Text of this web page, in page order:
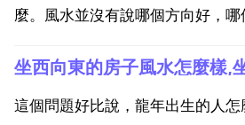
麼。風水並沒有說哪個方向好，哪
麼方向都有好風水的房子。從科學
太陽從早上曬你家一直曬到下午
這個問題好比說，龍年出生的人